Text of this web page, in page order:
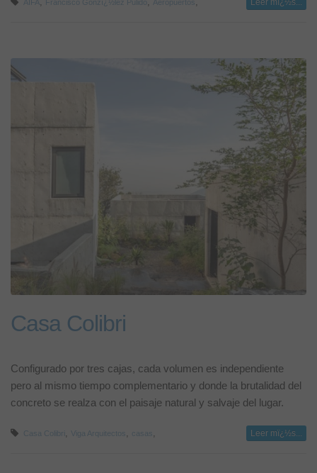
AIFA Francisco Gonzï¿½lez Pulido Aeropuertos
Casa Colibri
Configurado por tres cajas, cada volumen es independiente
pero al mismo tiempo complementario y donde la brutalidad del
concreto se realza con el paisaje natural y salvaje del lugar.
Casa Colibri , Viga Arquitectos, casas, Leer mï¿½s...